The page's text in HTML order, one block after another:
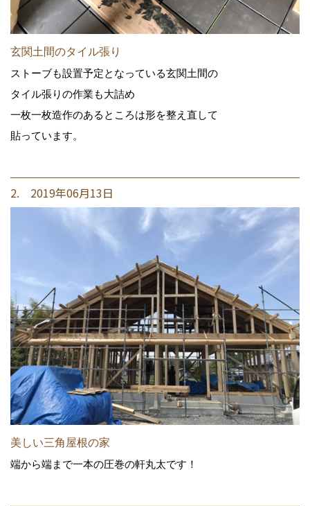
玄関土間のタイル張り
ストーブも設置予定となっている玄関土間の
タイル張りの作業も大詰め
一枚一枚造作のあるところは形を整え直して
貼っています。
2. 2019年06月13日
美しい三角屋根の家
端から端まで一本の圧巻の軒丸太です！